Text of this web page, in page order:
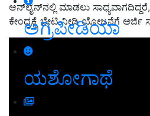
ಅಗ್ರಿಪೀಡಿಯಾ
ಯಶೋಗಾಥೆ
ಆನ್‌ಲೈನ್‌ನಲ್ಲಿ ಮಾಡಲು
ಕೇಂದ್ರಕ್ಕೆ ಭೇಟಿ ನೀಡಿ ಯೋಜನೆಗೆ ಅರ್ಜಿ